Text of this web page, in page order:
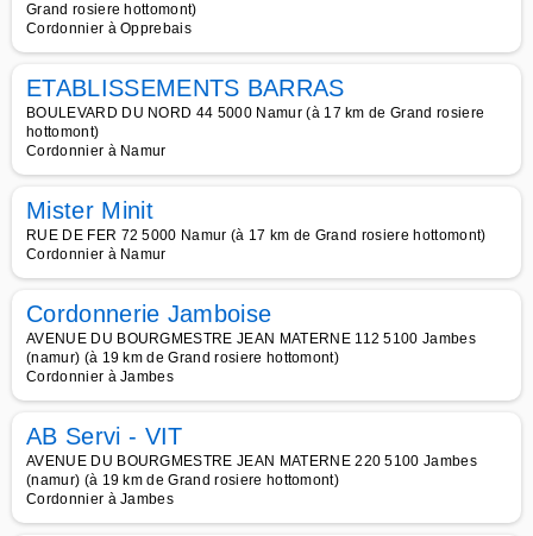
Grand rosiere hottomont)
Cordonnier à Opprebais
ETABLISSEMENTS BARRAS
BOULEVARD DU NORD 44 5000 Namur (à 17 km de Grand rosiere
hottomont)
Cordonnier à Namur
Mister Minit
RUE DE FER 72 5000 Namur (à 17 km de Grand rosiere hottomont)
Cordonnier à Namur
Cordonnerie Jamboise
AVENUE DU BOURGMESTRE JEAN MATERNE 112 5100 Jambes
(namur) (à 19 km de Grand rosiere hottomont)
Cordonnier à Jambes
AB Servi - VIT
AVENUE DU BOURGMESTRE JEAN MATERNE 220 5100 Jambes
(namur) (à 19 km de Grand rosiere hottomont)
Cordonnier à Jambes